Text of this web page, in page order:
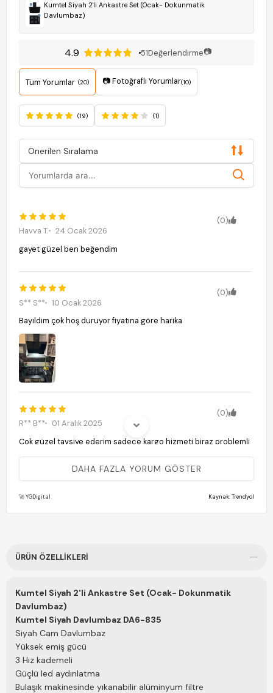
Kumtel Siyah 2'li Ankastre Set (Ocak- Dokunmatik
Davlumbaz)
4.9 51Değerlendirme📷
Tüm Yorumlar (20) 📷 Fotoğraflı Yorumlar(10)
(19) (1)
Önerilen Sıralama
(0)
Havva T.
24 Ocak 2026
gayet güzel ben beğendim
(0)
S** S**
10 Ocak 2026
Bayıldım çok hoş duruyor fiyatına göre harika
(0)
R** B**
01 Aralık 2025
Çok güzel tavsiye ederim sadece kargo hizmeti biraz problemli
Nuray Ö.
çok memnunum
dokumatik çok beğendim 🥰
DAHA FAZLA YORUM GÖSTER
🚀 YGDigital Kaynak: Trendyol
ÜRÜN ÖZELLIKLERI
Kumtel Siyah 2'li Ankastre Set (Ocak- Dokunmatik
Davlumbaz)
Kumtel Siyah Davlumbaz DA6-835
Siyah Cam Davlumbaz
Yüksek emiş gücü
3 Hız kademeli
Güçlü led aydınlatma
Bulaşık makinesinde yıkanabilir alüminyum filtre